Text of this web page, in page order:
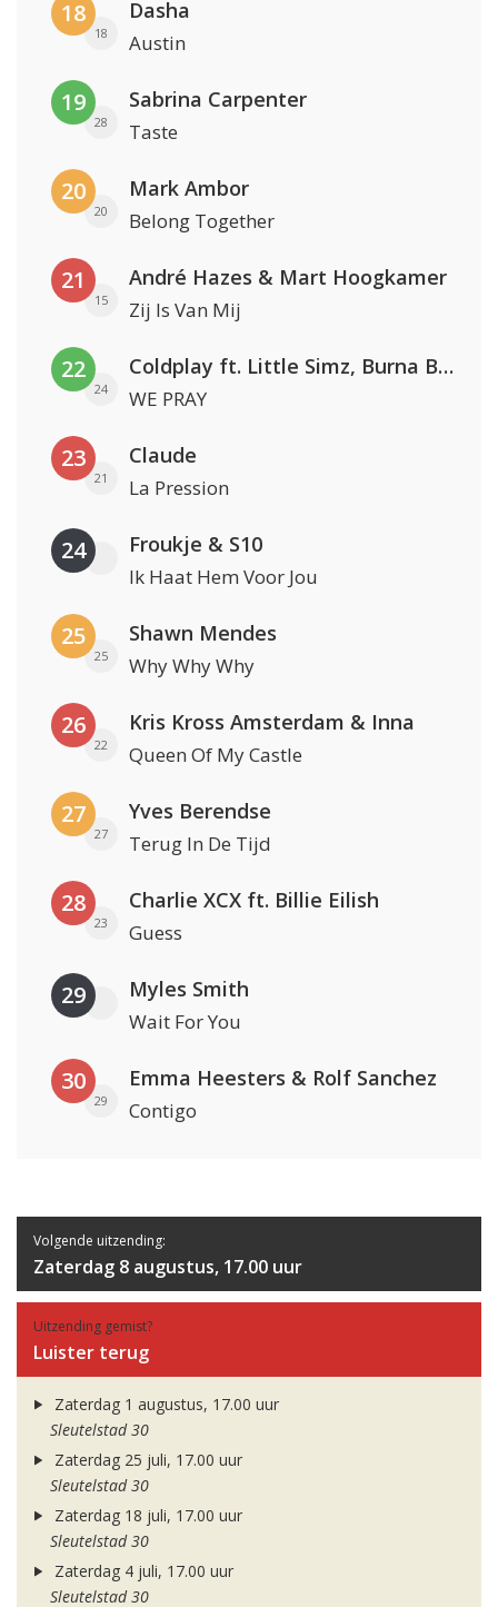
18
18
Dasha
Austin
19
28
Sabrina Carpenter
Taste
20
20
Mark Ambor
Belong Together
21
15
André Hazes & Mart Hoogkamer
Zij Is Van Mij
22
24
Coldplay ft. Little Simz, Burna Boy, Elyanna & Tini
WE PRAY
23
21
Claude
La Pression
24 Froukje & S10
Ik Haat Hem Voor Jou
25
25
Shawn Mendes
Why Why Why
26
22
Kris Kross Amsterdam & Inna
Queen Of My Castle
27
27
Yves Berendse
Terug In De Tijd
28
23
Charlie XCX ft. Billie Eilish
Guess
29 Myles Smith
Wait For You
30
29
Emma Heesters & Rolf Sanchez
Contigo
Volgende uitzending:
Zaterdag 8 augustus, 17.00 uur
Uitzending gemist?
Luister terug
Zaterdag 1 augustus, 17.00 uur
Sleutelstad 30
Zaterdag 25 juli, 17.00 uur
Sleutelstad 30
Zaterdag 18 juli, 17.00 uur
Sleutelstad 30
Zaterdag 4 juli, 17.00 uur
Sleutelstad 30